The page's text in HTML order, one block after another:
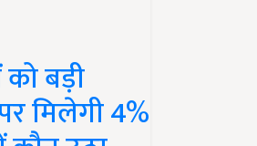
बड़ी
मिलेगी 4%